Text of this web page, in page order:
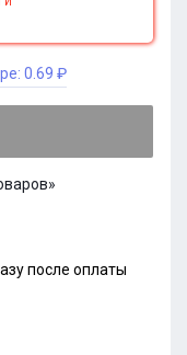
0.69 ₽
после оплаты